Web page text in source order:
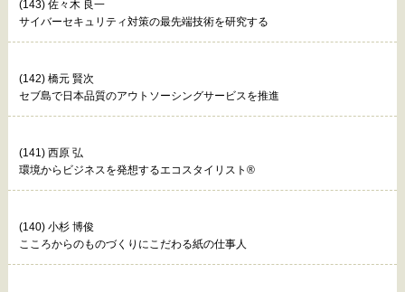
(143) 佐々木 良一
サイバーセキュリティ対策の最先端技術を研究する
(142) 橋元 賢次
セブ島で日本品質のアウトソーシングサービスを推進
(141) 西原 弘
環境からビジネスを発想するエコスタイリスト®
(140) 小杉 博俊
こころからのものづくりにこだわる紙の仕事人